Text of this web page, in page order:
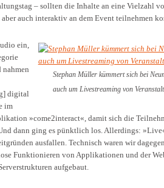
– sollten die Inhalte an eine Vielzahl
auch interaktiv an dem Event teilnehmen
Stephan Müller kümmert sich bei
auch um Livestreaming von
ein,
digital
im
»come2interact«, damit sich die
dann ging es pünktlich los. Allerdings:
ausfallen. Technisch waren wir
Funktionieren von Applikationen und der
aufgebaut.